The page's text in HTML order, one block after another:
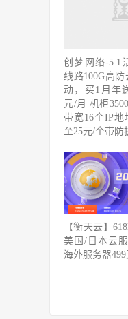
创梦网络-5.1
线路100G高
动，买1月年
元/月|机柜
带宽16个IP地
至25元/个带防
【衡天云】
美国/日本云服
海外服务器499